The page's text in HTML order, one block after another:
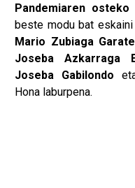
Pandemiaren osteko
beste modu bat
Mario Zubiaga
Joseba Azkarraga
Joseba Gabilondo
Hona laburpena.